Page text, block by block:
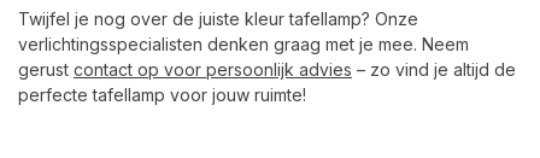
Twijfel je nog over de juiste kleur tafellamp? Onze
verlichtingsspecialisten denken graag met je mee. Neem
gerust contact op voor persoonlijk advies – zo vind je altijd de
perfecte tafellamp voor jouw ruimte!